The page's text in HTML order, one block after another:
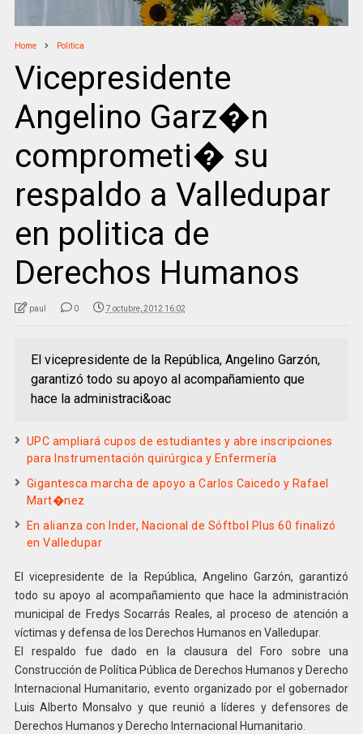
Home Politica
Vicepresidente
Angelino Garz�n
comprometi� su
respaldo a Valledupar
en politica de
Derechos Humanos
paul 0 7 octubre, 2012 16:02
El vicepresidente de la República, Angelino Garzón,
garantizó todo su apoyo al acompañamiento que
hace la administraci&oac
UPC ampliará cupos de estudiantes y abre inscripciones
para Instrumentación quirúrgica y Enfermería
Gigantesca marcha de apoyo a Carlos Caicedo y Rafael
Mart�nez
En alianza con Inder, Nacional de Sóftbol Plus 60 finalizó
en Valledupar
El vicepresidente de la República, Angelino Garzón, garantizó
todo su apoyo al acompañamiento que hace la administración
municipal de Fredys Socarrás Reales, al proceso de atención a
víctimas y defensa de los Derechos Humanos en Valledupar.
El respaldo fue dado en la clausura del Foro sobre una
Construcción de Política Pública de Derechos Humanos y Derecho
Internacional Humanitario, evento organizado por el gobernador
Luis Alberto Monsalvo y que reunió a líderes y defensores de
Derechos Humanos y Derecho Internacional Humanitario.